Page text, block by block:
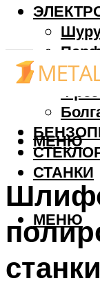
СТАНКИ
МЕНЮ
МЕНЮ
станки